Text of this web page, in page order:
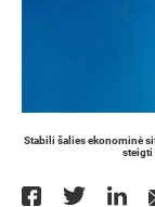
Stabili šalies ekonominė
steigti